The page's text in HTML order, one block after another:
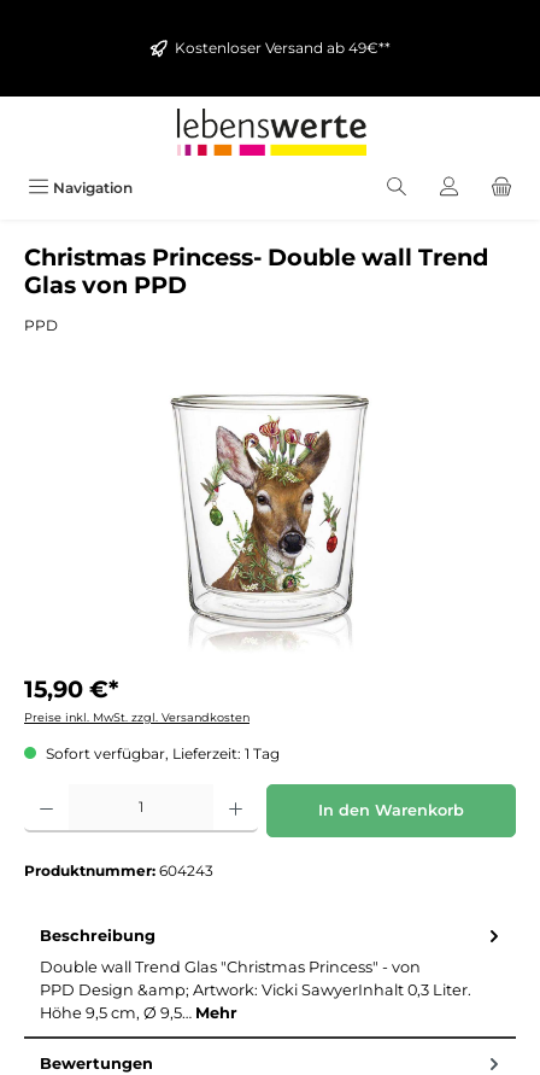
Kostenloser Versand ab 49€**
Navigation
Christmas Princess- Double wall Trend
Glas von PPD
PPD
Bildergalerie überspringen
15,90 €*
Preise inkl. MwSt. zzgl. Versandkosten
Sofort verfügbar, Lieferzeit: 1 Tag
Produkt Anzahl: Gib den gewünschten Wert ein oder benutze die Schaltflächen um
In den Warenkorb
Produktnummer: 604243
Beschreibung
Double wall Trend Glas "Christmas Princess" - von
PPD Design &amp; Artwork: Vicki SawyerInhalt 0,3 Liter.
Höhe 9,5 cm, Ø 9,5… Mehr
Bewertungen